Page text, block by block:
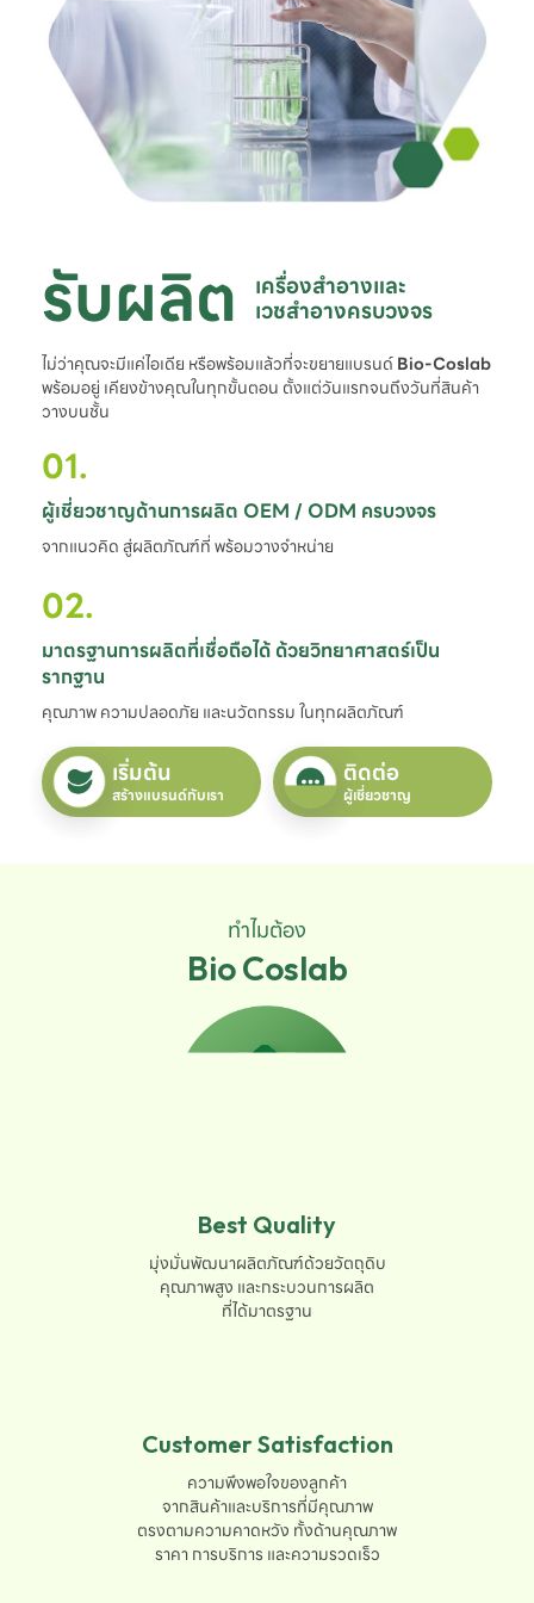
รับผลิต เครื่องสำอางและ
เวชสำอางครบวงจร
ไม่ว่าคุณจะมีแค่ไอเดีย หรือพร้อมแล้วที่จะขยายแบรนด์Bio-Coslab
พร้อมอยู่ เคียงข้างคุณในทุกขั้นตอน ตั้งแต่วันแรกจนถึงวันที่สินค้า
วางบนชั้น
01.
ผู้เชี่ยวชาญด้านการผลิต OEM / ODM ครบวงจร
จากแนวคิด สู่ผลิตภัณฑ์ที่ พร้อมวางจำหน่าย
02.
มาตรฐานการผลิตที่เชื่อถือได้ ด้วยวิทยาศาสตร์เป็น
รากฐาน
คุณภาพ ความปลอดภัย และนวัตกรรม ในทุกผลิตภัณฑ์
เริ่มต้น
สร้างแบรนด์กับเรา
ติดต่อ
ผู้เชี่ยวชาญ
ทำไมต้อง
Bio Coslab
Best Quality
มุ่งมั่นพัฒนาผลิตภัณฑ์ด้วยวัตถุดิบ
คุณภาพสูง และกระบวนการผลิต
ที่ได้มาตรฐาน
Customer Satisfaction
ความพึงพอใจของลูกค้า
จากสินค้าและบริการที่มีคุณภาพ
ตรงตามความคาดหวัง ทั้งด้านคุณภาพ
ราคา การบริการ และความรวดเร็ว